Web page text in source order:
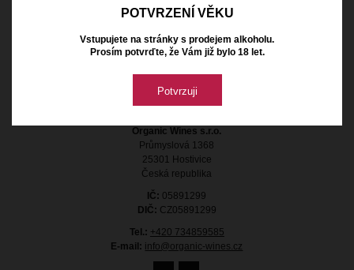
Kontakt
Organic Wines s.r.o.
Průmyslová 1368
25301 Hostivice
Česká republika
IČ: 05891299
DIČ: CZ05891299
Tel.: +420 734859585
E-mail: info@organic-wines.cz
POTVRZENÍ VĚKU
Vstupujete na stránky s prodejem alkoholu.
Prosím potvrďte, že Vám již bylo 18 let.
Potvrzuji